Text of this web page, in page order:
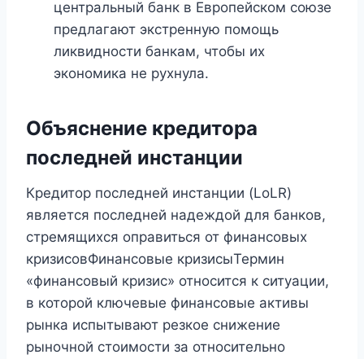
центральный банк в Европейском союзе
предлагают экстренную помощь
ликвидности банкам, чтобы их
экономика не рухнула.
Объяснение кредитора
последней инстанции
Кредитор последней инстанции (LoLR)
является последней надеждой для банков,
стремящихся оправиться от финансовых
кризисовФинансовые кризисыТермин
«финансовый кризис» относится к ситуации,
в которой ключевые финансовые активы
рынка испытывают резкое снижение
рыночной стоимости за относительно